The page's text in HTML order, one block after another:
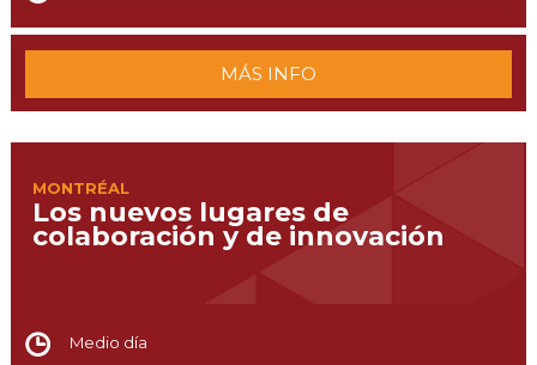
MÁS INFO
MONTRÉAL
Los nuevos lugares de
colaboración y de innovación
Medio día